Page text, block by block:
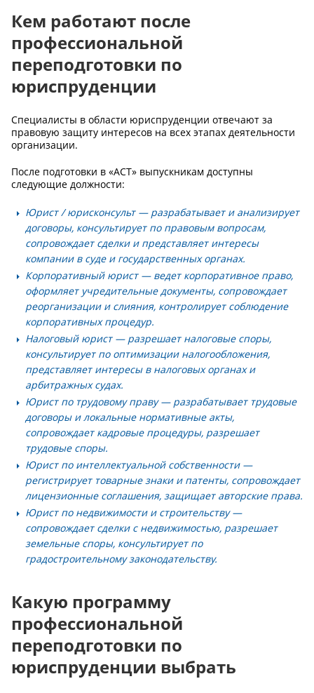
Кем работают после
профессиональной
переподготовки по
юриспруденции
Специалисты в области юриспруденции отвечают за
правовую защиту интересов на всех этапах деятельности
организации.
После подготовки в «АСТ» выпускникам доступны
следующие должности:
Юрист / юрисконсульт— разрабатывает и анализирует
договоры, консультирует по правовым вопросам,
сопровождает сделки и представляет интересы
компании в суде и государственных органах.
Корпоративный юрист— ведет корпоративное право,
оформляет учредительные документы, сопровождает
реорганизации и слияния, контролирует соблюдение
корпоративных процедур.
Налоговый юрист— разрешает налоговые споры,
консультирует по оптимизации налогообложения,
представляет интересы в налоговых органах и
арбитражных судах.
Юрист по трудовому праву— разрабатывает трудовые
договоры и локальные нормативные акты,
сопровождает кадровые процедуры, разрешает
трудовые споры.
Юрист по интеллектуальной собственности—
регистрирует товарные знаки и патенты, сопровождает
лицензионные соглашения, защищает авторские права.
Юрист по недвижимости и строительству—
сопровождает сделки с недвижимостью, разрешает
земельные споры, консультирует по
градостроительному законодательству.
Какую программу
профессиональной
переподготовки по
юриспруденции выбрать